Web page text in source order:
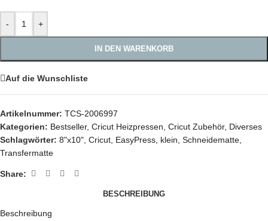
- +
IN DEN WARENKORB
Auf die Wunschliste
Artikelnummer: TCS-2006997
Kategorien: Bestseller, Cricut Heizpressen Cricut Zubehör, Diverses
Schlagwörter: 8"x10" Cricut EasyPress klein Schneidematte
Transfermatte
Share:
BESCHREIBUNG
Beschreibung